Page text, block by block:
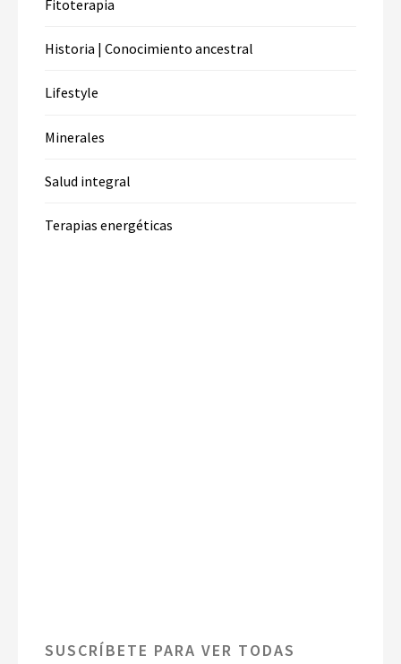
Fitoterapia
Historia | Conocimiento ancestral
Lifestyle
Minerales
Salud integral
Terapias energéticas
SUSCRÍBETE PARA VER TODAS